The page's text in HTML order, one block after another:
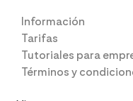
Información
Tarifas
Tutoriales para
Términos y